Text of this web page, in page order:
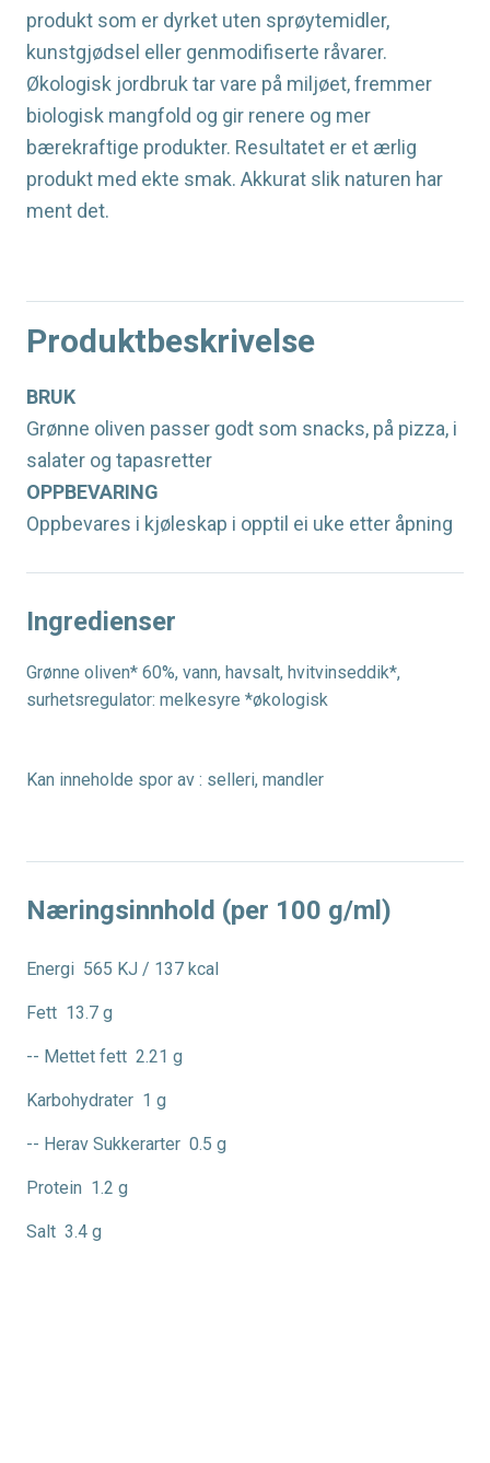
produkt som er dyrket uten sprøytemidler,
kunstgjødsel eller genmodifiserte råvarer.
Økologisk jordbruk tar vare på miljøet, fremmer
biologisk mangfold og gir renere og mer
bærekraftige produkter. Resultatet er et ærlig
produkt med ekte smak. Akkurat slik naturen har
ment det.
Produktbeskrivelse
BRUK
Grønne oliven passer godt som snacks, på pizza, i
salater og tapasretter
OPPBEVARING
Oppbevares i kjøleskap i opptil ei uke etter åpning
Ingredienser
Grønne oliven* 60%, vann, havsalt, hvitvinseddik*,
surhetsregulator: melkesyre *økologisk
Kan inneholde spor av : selleri, mandler
Næringsinnhold (per 100 g/ml)
Energi 565 KJ / 137 kcal
Fett 13.7 g
-- Mettet fett 2.21 g
Karbohydrater 1 g
-- Herav Sukkerarter 0.5 g
Protein 1.2 g
Salt 3.4 g